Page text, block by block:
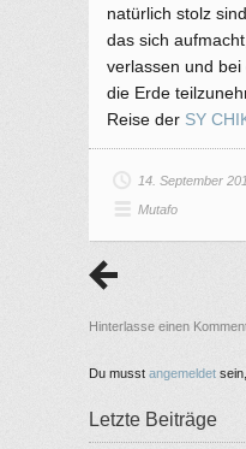
natürlich stolz
das sich
verlassen und
die Erde
Reise der SY
14. September
Mutafo
Hinterlasse einen
Du musst angemeldet
Letzte Beiträge